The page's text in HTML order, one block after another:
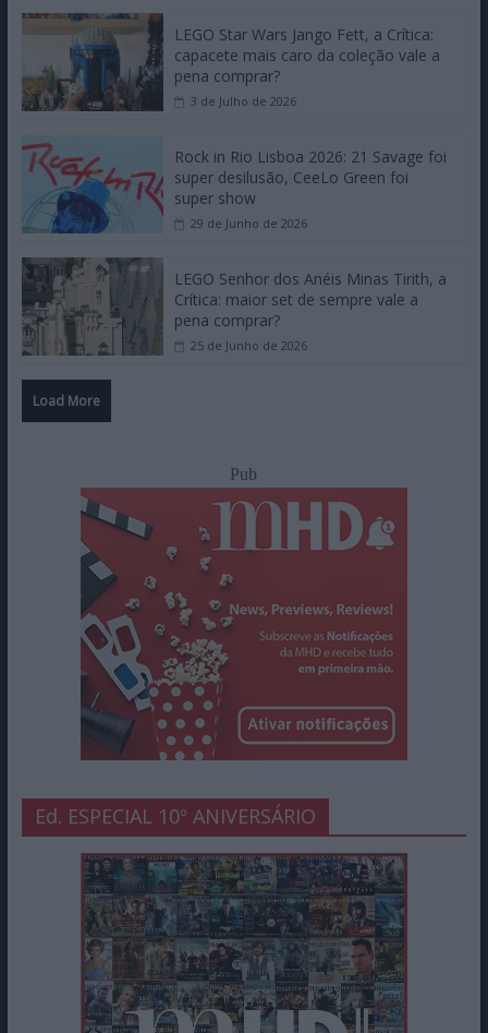
LEGO Star Wars Jango Fett, a Crítica:
capacete mais caro da coleção vale a
pena comprar?
3 de Julho de 2026
Rock in Rio Lisboa 2026: 21 Savage foi
super desilusão, CeeLo Green foi
super show
29 de Junho de 2026
LEGO Senhor dos Anéis Minas Tirith, a
Crítica: maior set de sempre vale a
pena comprar?
25 de Junho de 2026
Load More
Pub
Ed. ESPECIAL 10º ANIVERSÁRIO